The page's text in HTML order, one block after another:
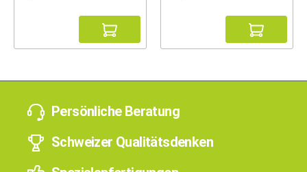
Persönliche Beratung
Schweizer Qualitätsdenken